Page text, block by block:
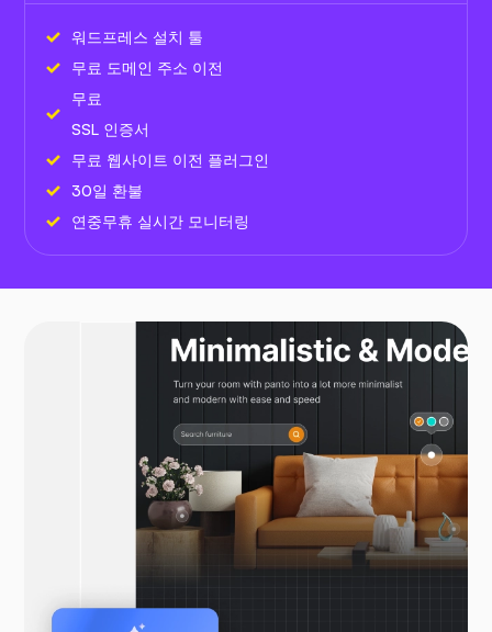
워드프레스 설치 툴
무료 도메인 주소 이전
무료
SSL 인증서
무료 웹사이트 이전 플러그인
30일 환불
연중무휴 실시간 모니터링